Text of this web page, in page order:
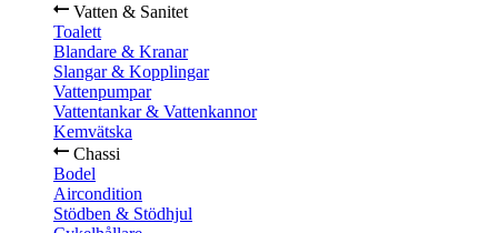
Vatten & Sanitet
Toalett
Blandare & Kranar
Slangar & Kopplingar
Vattenpumpar
Vattentankar & Vattenkannor
Kemvätska
Chassi
Bodel
Aircondition
Stödben & Stödhjul